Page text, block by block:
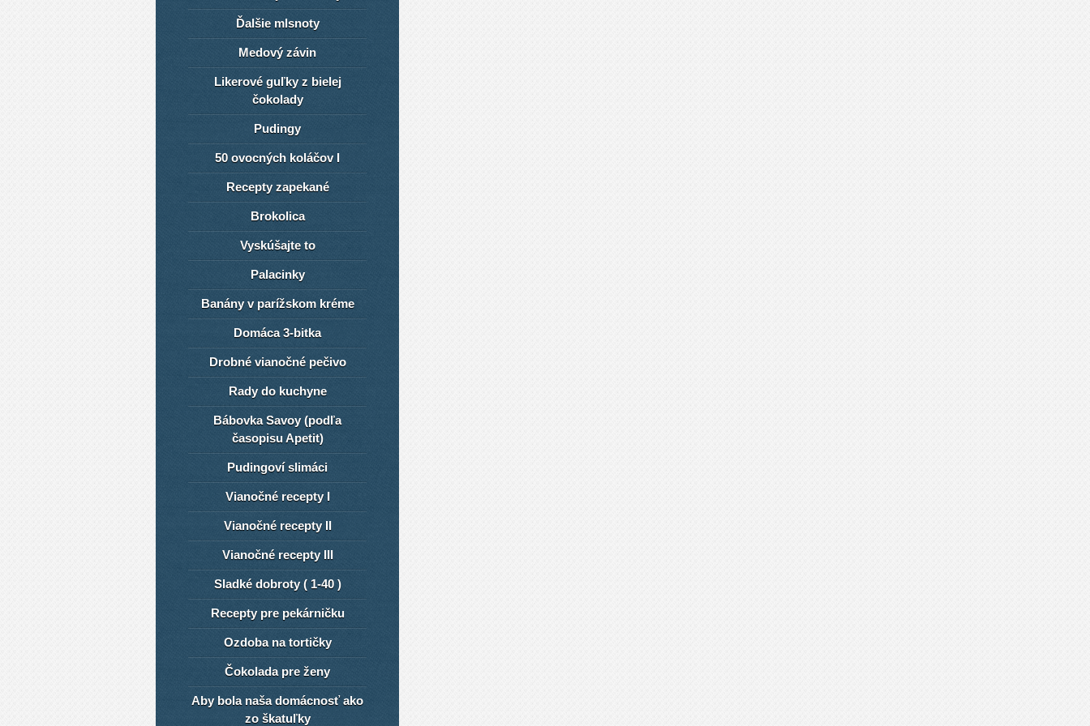
Ďalšie mlsnoty
Medový závin
Likerové guľky z bielej
čokolady
Pudingy
50 ovocných koláčov I
Recepty zapekané
Brokolica
Vyskúšajte to
Palacinky
Banány v parížskom kréme
Domáca 3-bitka
Drobné vianočné pečivo
Rady do kuchyne
Bábovka Savoy (podľa
časopisu Apetit)
Pudingoví slimáci
Vianočné recepty I
Vianočné recepty II
Vianočné recepty III
Sladké dobroty ( 1-40 )
Recepty pre pekárničku
Ozdoba na tortičky
Čokolada pre ženy
Aby bola naša domácnosť ako
zo škatuľky